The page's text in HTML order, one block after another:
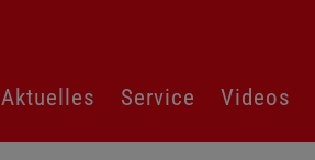
Aktuelles Service Videos